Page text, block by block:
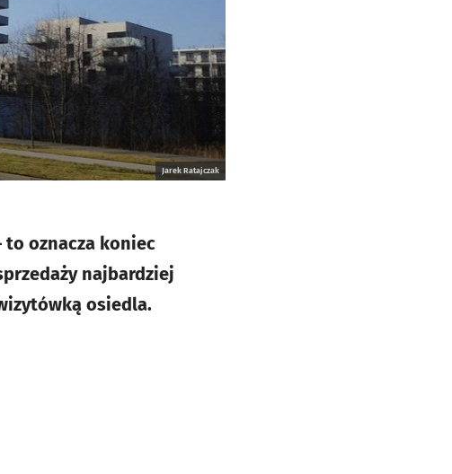
Jarek Ratajczak
to oznacza koniec
najbardziej
osiedla.